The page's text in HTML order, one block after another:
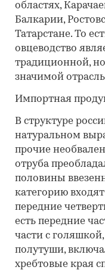
областях,
Балкарии,
Татарстане. То
овцеводство
традиционной,
значимой
Импортная
В структуре
натуральном
прочие
отруба
половины
категорию
передние
есть передние
части с
полутуши,
хребтовые края